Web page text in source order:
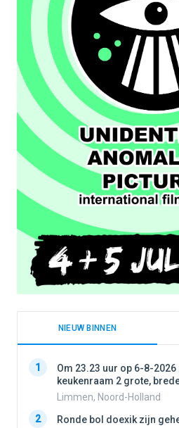
NIEUW BINNEN
1
Om 23.23 uur op 6-8-
keukenraam 2 grote,
Limmen, Noord-Holland
2
Ronde bol doexik zijn